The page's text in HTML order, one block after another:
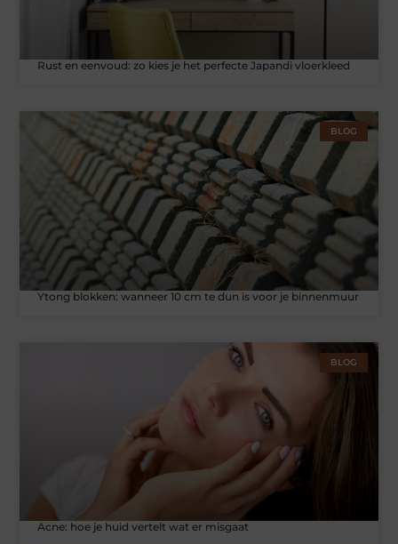
Rust en eenvoud: zo kies je het perfecte Japandi vloerkleed
BLOG
Ytong blokken: wanneer 10 cm te dun is voor je binnenmuur
BLOG
Acne: hoe je huid vertelt wat er misgaat